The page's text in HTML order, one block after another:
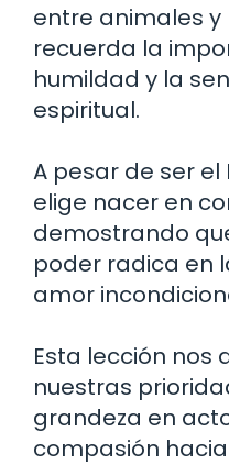
entre animales y
recuerda la
humildad y la
espiritual.
A pesar de ser el
elige nacer en
demostrando
poder radica en
amor
Esta lección nos
nuestras
grandeza en
compasión